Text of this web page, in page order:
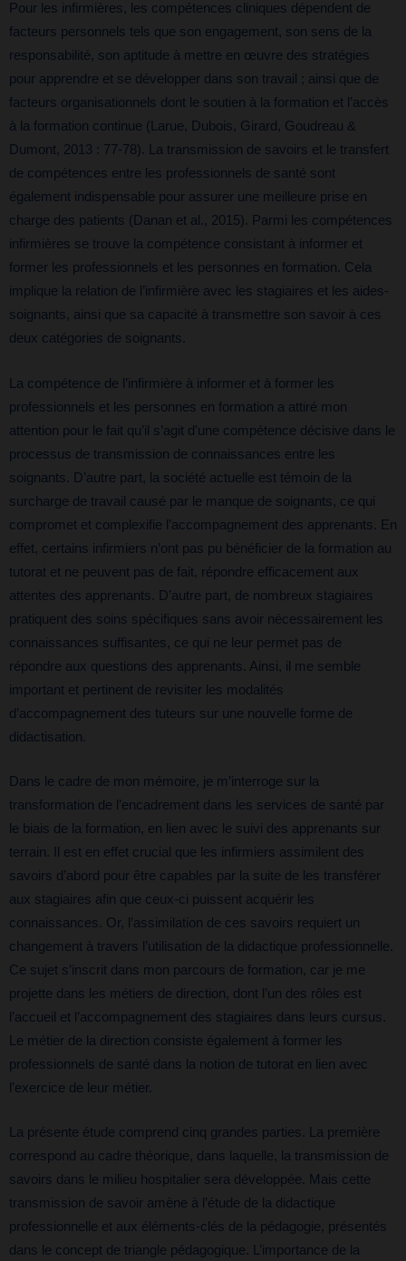
Pour les infirmières, les compétences cliniques dépendent de
facteurs personnels tels que son engagement, son sens de la
responsabilité, son aptitude à mettre en œuvre des stratégies
pour apprendre et se développer dans son travail ; ainsi que de
facteurs organisationnels dont le soutien à la formation et l’accès
à la formation continue (Larue, Dubois, Girard, Goudreau &
Dumont, 2013 : 77-78). La transmission de savoirs et le transfert
de compétences entre les professionnels de santé sont
également indispensable pour assurer une meilleure prise en
charge des patients (Danan et al., 2015). Parmi les compétences
infirmières se trouve la compétence consistant à informer et
former les professionnels et les personnes en formation. Cela
implique la relation de l’infirmière avec les stagiaires et les aides-
soignants, ainsi que sa capacité à transmettre son savoir à ces
deux catégories de soignants.
La compétence de l’infirmière à informer et à former les
professionnels et les personnes en formation a attiré mon
attention pour le fait qu’il s’agit d’une compétence décisive dans le
processus de transmission de connaissances entre les
soignants. D’autre part, la société actuelle est témoin de la
surcharge de travail causé par le manque de soignants, ce qui
compromet et complexifie l’accompagnement des apprenants. En
effet, certains infirmiers n’ont pas pu bénéficier de la formation au
tutorat et ne peuvent pas de fait, répondre efficacement aux
attentes des apprenants. D’autre part, de nombreux stagiaires
pratiquent des soins spécifiques sans avoir nécessairement les
connaissances suffisantes, ce qui ne leur permet pas de
répondre aux questions des apprenants. Ainsi, il me semble
important et pertinent de revisiter les modalités
d’accompagnement des tuteurs sur une nouvelle forme de
didactisation.
Dans le cadre de mon mémoire, je m’interroge sur la
transformation de l’encadrement dans les services de santé par
le biais de la formation, en lien avec le suivi des apprenants sur
terrain. Il est en effet crucial que les infirmiers assimilent des
savoirs d’abord pour être capables par la suite de les transférer
aux stagiaires afin que ceux-ci puissent acquérir les
connaissances. Or, l’assimilation de ces savoirs requiert un
changement à travers l’utilisation de la didactique professionnelle.
Ce sujet s’inscrit dans mon parcours de formation, car je me
projette dans les métiers de direction, dont l’un des rôles est
l’accueil et l’accompagnement des stagiaires dans leurs cursus.
Le métier de la direction consiste également à former les
professionnels de santé dans la notion de tutorat en lien avec
l’exercice de leur métier.
La présente étude comprend cinq grandes parties. La première
correspond au cadre théorique, dans laquelle, la transmission de
savoirs dans le milieu hospitalier sera développée. Mais cette
transmission de savoir amène à l’étude de la didactique
professionnelle et aux éléments-clés de la pédagogie, présentés
dans le concept de triangle pédagogique. L’importance de la